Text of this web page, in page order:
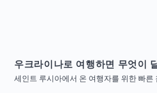
우크라이나로 여행하면 무엇이
세인트 루시아에서 온 여행자를 위한 빠른